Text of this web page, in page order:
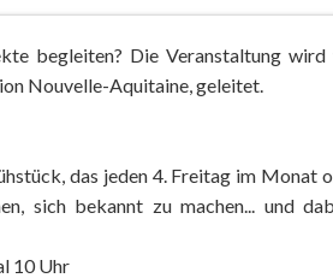
begleiten? Die Veranstaltung wird
Nouvelle-Aquitaine, geleitet.
das jeden 4. Freitag im Monat
sich bekannt zu machen... und
10 Uhr